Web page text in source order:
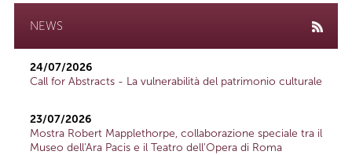
NEWS
24/07/2026
Call for Abstracts - La vulnerabilità del patrimonio culturale
23/07/2026
Mostra Robert Mapplethorpe, collaborazione speciale tra il
Museo dell'Ara Pacis e il Teatro dell'Opera di Roma